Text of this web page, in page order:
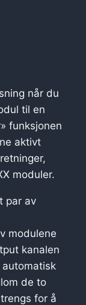
når du
til en
funksjonen
aktivt
moduler.
par av
modulene
kanalen
de to
for å